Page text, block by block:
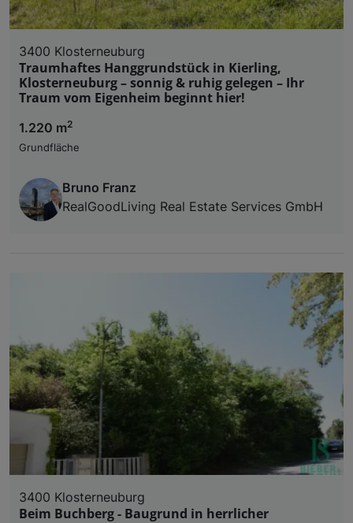
3400 Klosterneuburg
Traumhaftes Hanggrundstück in Kierling,
Klosterneuburg – sonnig & ruhig gelegen – Ihr
Traum vom Eigenheim beginnt hier!
1.220 m2
Grundfläche
Bruno Franz
RealGoodLiving Real Estate Services GmbH
3400 Klosterneuburg
Beim Buchberg - Baugrund in herrlicher